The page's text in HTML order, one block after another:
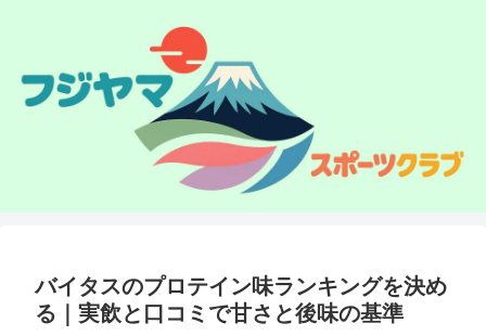
バイタスのプロテイン味ランキングを決め
る｜実飲と口コミで甘さと後味の基準